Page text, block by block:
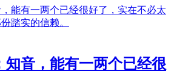
知音，能有一两个已经很